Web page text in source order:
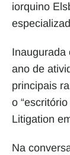
iorquino
Inaugurada
ano de
principais
o
Litigation
Na